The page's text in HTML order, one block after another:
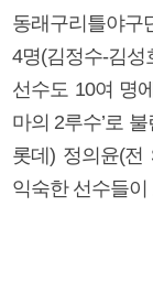
동래구리틀야구
4명(김정수-김성
선수도 10여 명
마의 2루수’로
롯데) 정의윤(전
익숙한 선수들